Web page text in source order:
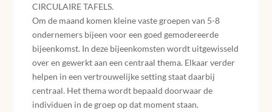
CIRCULAIRE TAFELS.
Om de maand komen kleine vaste groepen van 5-8
ondernemers bijeen voor een goed gemodereerde
bijeenkomst. In deze bijeenkomsten wordt uitgewisseld
over en gewerkt aan een centraal thema. Elkaar verder
helpen in een vertrouwelijke setting staat daarbij
centraal. Het thema wordt bepaald doorwaar de
individuen in de groep op dat moment staan.